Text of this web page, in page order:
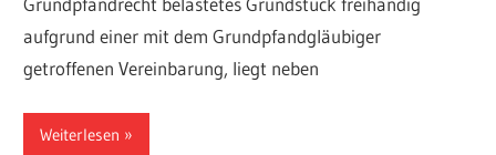
aufgrund einer mit dem Grundpfandgläubiger
getroffenen Vereinbarung, liegt neben
Weiterlesen